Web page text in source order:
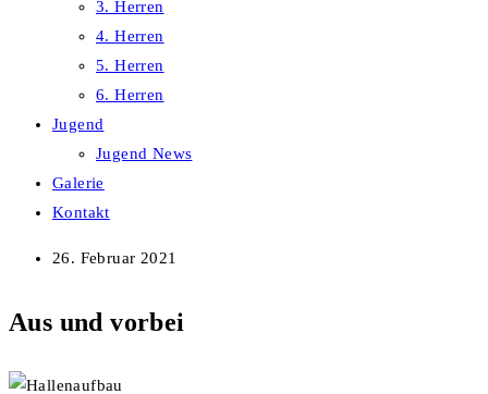
3. Herren
4. Herren
5. Herren
6. Herren
Jugend
Jugend News
Galerie
Kontakt
26. Februar 2021
Aus und vorbei